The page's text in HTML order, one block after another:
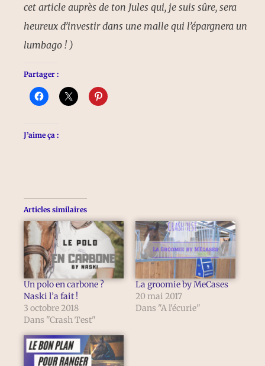
cet article auprès de ton Jules qui, je suis sûre, sera
heureux d’investir dans une malle qui l’épargnera un
lumbago ! )
Partager :
J’aime ça :
Articles similaires
Un polo en carbone ?
Naski l’a fait !
3 octobre 2018
Dans "Crash Test"
La groomie by MeCases
20 mai 2017
Dans "A l'écurie"